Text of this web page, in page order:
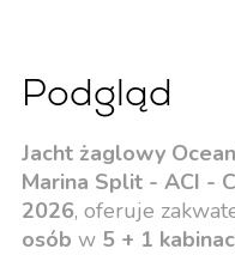
Podgląd
Jacht żaglowy
Marina Split - ACI -
2026, oferuje
osób w 5 + 1